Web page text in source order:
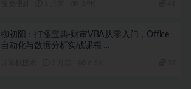
柳初阳：打怪宝典-财审VBA从零入门，Office
自动化与数据分析实战课程 …